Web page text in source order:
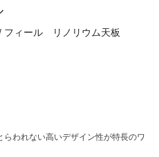
/ フィール リノリウム天板
らわれない高いデザイン性が特長のワ